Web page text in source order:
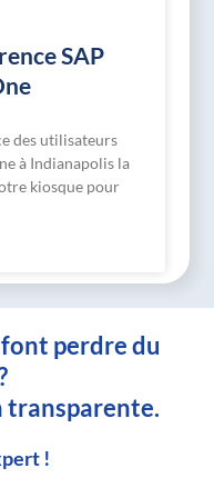
SAP
des utilisateurs
à Indianapolis la
kiosque pour
perdre du
transparente.
!